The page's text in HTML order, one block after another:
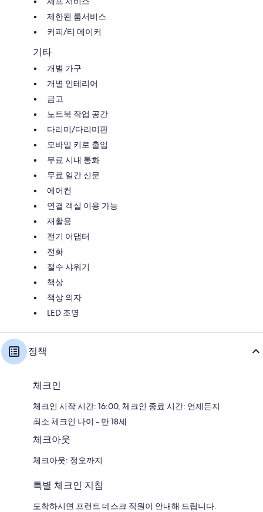
제한된 룸서비스
커피/티 메이커
기타
개별 가구
개별 인테리어
금고
노트북 작업 공간
다리미/다리미판
모바일 키로 출입
무료 시내 통화
무료 일간 신문
에어컨
연결 객실 이용 가능
재활용
전기 어댑터
전화
절수 샤워기
책상
책상 의자
LED 조명
정책
체크인
체크인 시작 시간: 16:00, 체크인 종료 시간: 언제든지
최소 체크인 나이 - 만 18세
체크아웃
체크아웃: 정오까지
특별 체크인 지침
도착하시면 프런트 데스크 직원이 안내해 드립니다.